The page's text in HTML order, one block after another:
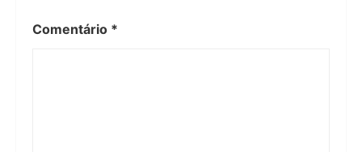
Comentário *